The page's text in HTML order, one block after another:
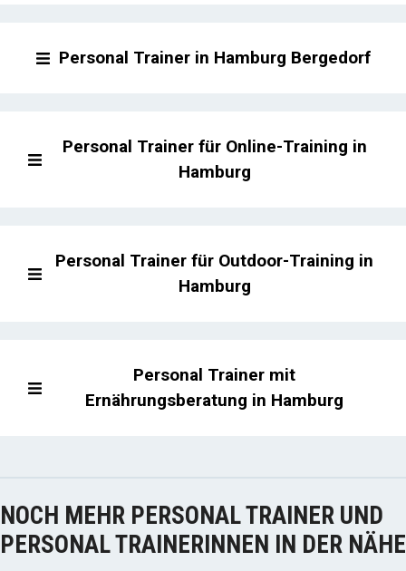
Personal Trainer in Hamburg Bergedorf
Personal Trainer für Online-Training in
Hamburg
Personal Trainer für Outdoor-Training in
Hamburg
Personal Trainer mit
Ernährungsberatung in Hamburg
NOCH MEHR PERSONAL TRAINER UND
PERSONAL TRAINERINNEN IN DER NÄHE